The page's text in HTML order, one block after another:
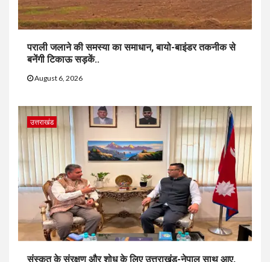
पराली जलाने की समस्या का समाधान, बायो-बाइंडर तकनीक से
बनेंगी टिकाऊ सड़कें..
August 6, 2026
उत्तराखंड
संस्कृत के संरक्षण और शोध के लिए उत्तराखंड-नेपाल साथ आए,